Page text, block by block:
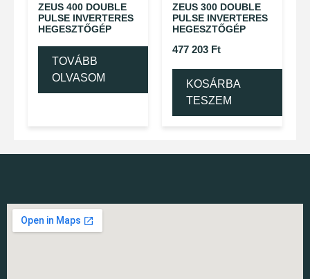
ZEUS 400 DOUBLE
PULSE INVERTERES
HEGESZTŐGÉP
TOVÁBB
OLVASOM
ZEUS 300 DOUBLE
PULSE INVERTERES
HEGESZTŐGÉP
477 203 Ft
KOSÁRBA
TESZEM